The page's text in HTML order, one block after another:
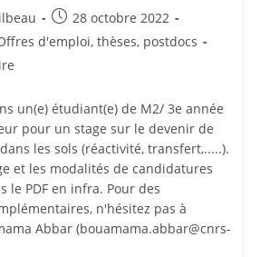
28 octobre 2022
d'emploi, thèses, postdocs
un(e) étudiant(e) de M2/ 3e année
pour un stage sur le devenir de
les sols (réactivité, transfert,.....).
et les modalités de candidatures
le PDF en infra. Pour des
n'hésitez pas à
Abbar (bouamama.abbar@cnrs-